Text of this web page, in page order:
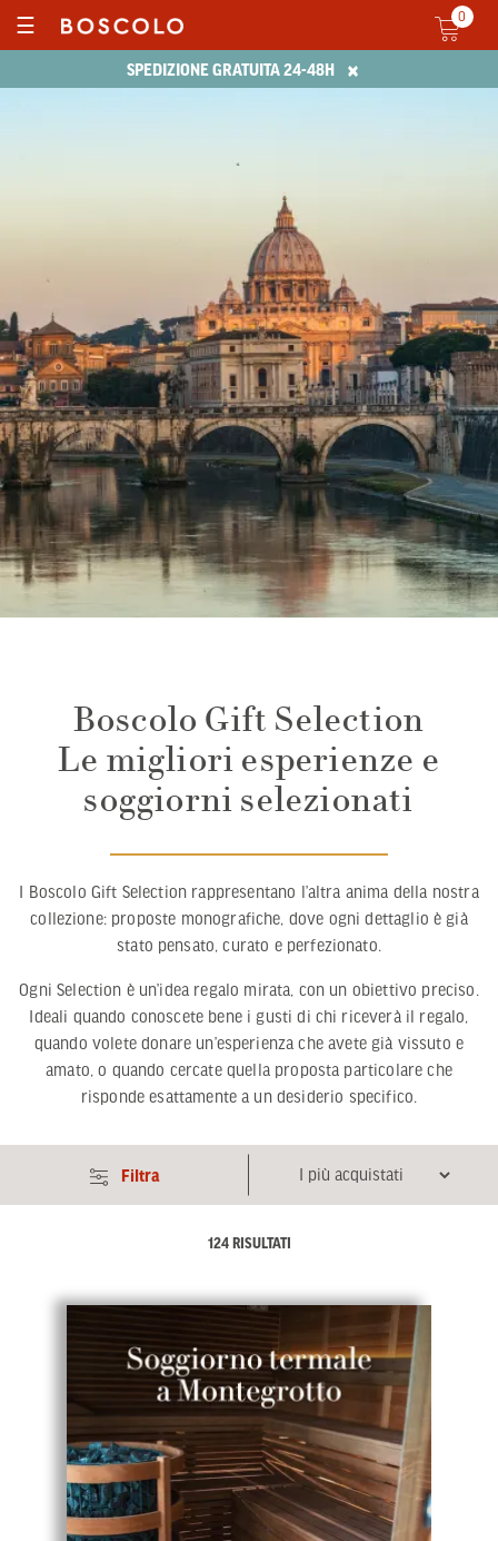
SPEDIZIONE GRATUITA 24-48H ×
☰ 0
Boscolo Gift Selection
Le migliori esperienze e
soggiorni selezionati
I Boscolo Gift Selection rappresentano l’altra anima della nostra
collezione: proposte monografiche, dove ogni dettaglio è già
stato pensato, curato e perfezionato.
Ogni Selection è un’idea regalo mirata, con un obiettivo preciso.
Ideali quando conoscete bene i gusti di chi riceverà il regalo,
quando volete donare un’esperienza che avete già vissuto e
amato, o quando cercate quella proposta particolare che
risponde esattamente a un desiderio specifico.
124 RISULTATI
Filtra